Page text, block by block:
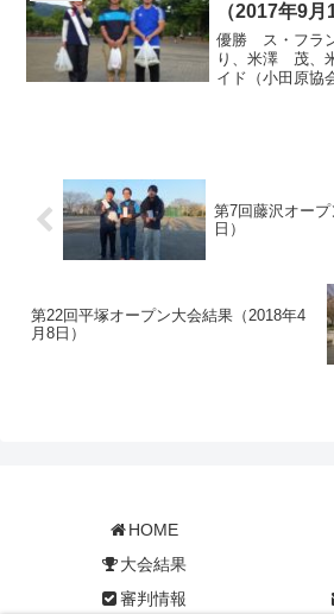
（2017年9月
優勝 ス・フラ
り、米澤 茂、
イド（小田原協
第7回藤沢オー
日）
第22回平塚オープン大会結果（2018年4
月8日）
HOME
大会結果
審判情報